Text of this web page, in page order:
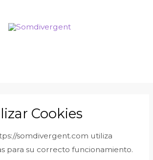
Cookies
somdivergent.com utiliza
para su correcto funcionamiento.